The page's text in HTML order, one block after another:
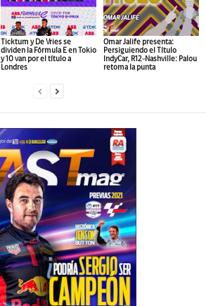
Ticktum y De Vries se
dividen la Fórmula E en Tokio
y 10 van por el título a
Londres
Omar Jalife presenta:
Persiguiendo el Título
IndyCar, R12-Nashville: Palou
retoma la punta